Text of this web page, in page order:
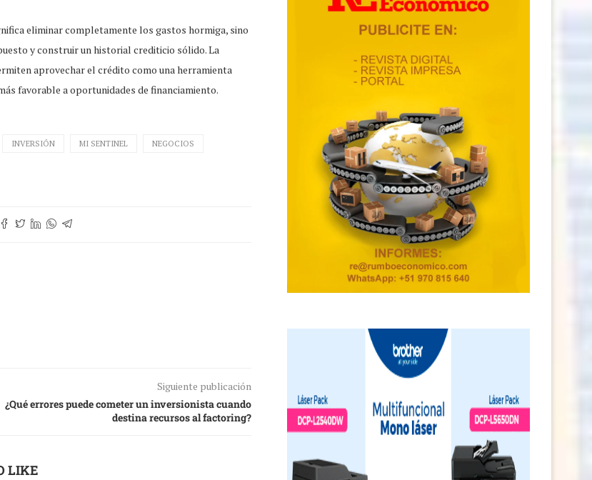
eliminar completamente los gastos hormiga, sino
y construir un historial crediticio sólido. La
aprovechar el crédito como una herramienta
favorable a oportunidades de financiamiento.
INVERSIÓN MI SENTINEL NEGOCIOS
Siguiente publicación
¿Qué errores puede cometer un inversionista cuando
destina recursos al factoring?
LIKE